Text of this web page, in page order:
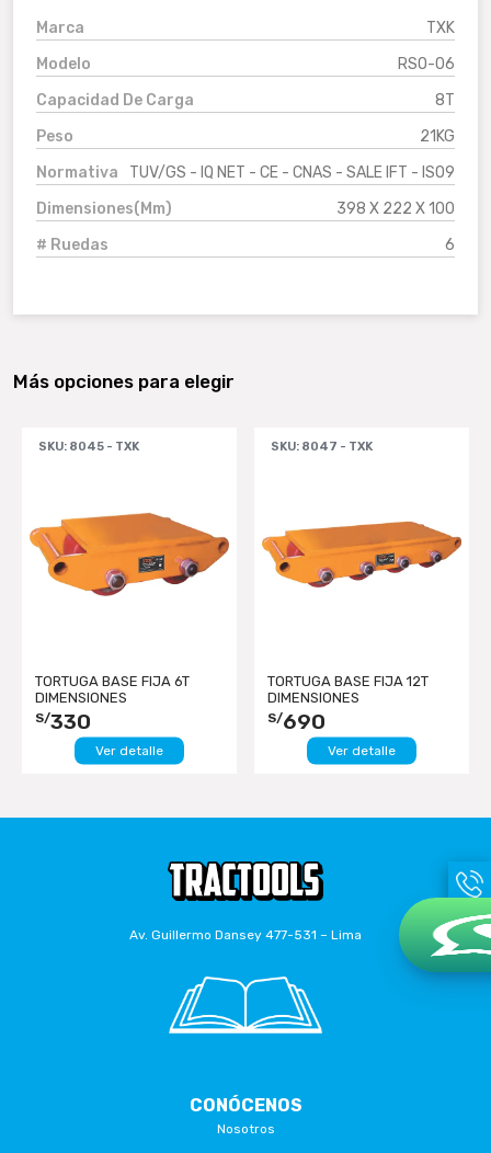
Marca
TXK
Modelo
RSO-06
Capacidad De Carga
8T
Peso
21KG
Normativa
TUV/GS - IQ NET - CE - CNAS - SALE IFT - ISO9
Dimensiones(Mm)
398 X 222 X 100
# Ruedas
6
Más opciones para elegir
SKU: 8045 - TXK
TORTUGA BASE FIJA 6T
DIMENSIONES
298X222X100MM TXK
S/330
Ver detalle
SKU: 8047 - TXK
TORTUGA BASE FIJA 12T
DIMENSIONES
498X222X100MM TXK
S/690
Ver detalle
Av. Guillermo Dansey 477-531 – Lima
CONÓCENOS
Nosotros